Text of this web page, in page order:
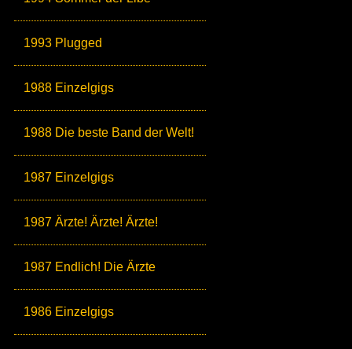
1993 Plugged
1988 Einzelgigs
1988 Die beste Band der Welt!
1987 Einzelgigs
1987 Ärzte! Ärzte! Ärzte!
1987 Endlich! Die Ärzte
1986 Einzelgigs